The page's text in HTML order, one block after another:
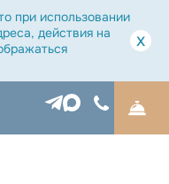
при использовании
действия на
x